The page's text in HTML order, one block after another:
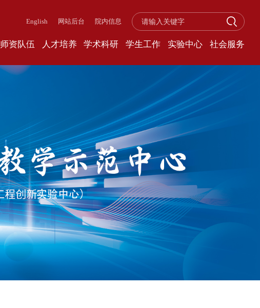
English 网站后台 院内信息
师资队伍 人才培养 学术科研 学生工作 实验中心 社会服务